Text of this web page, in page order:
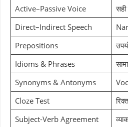
Active–Passive Voice
Direct–Indirect Speech
Prepositions
Idioms & Phrases
Synonyms & Antonyms
Cloze Test
Subject-Verb Agreement